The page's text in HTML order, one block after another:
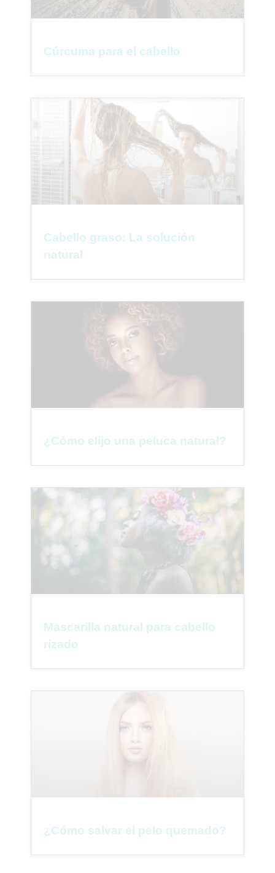
Cúrcuma para el cabello
Cabello graso: La solución
natural
¿Cómo elijo una peluca natural?
Mascarilla natural para cabello
rizado
¿Cómo salvar el pelo quemado?